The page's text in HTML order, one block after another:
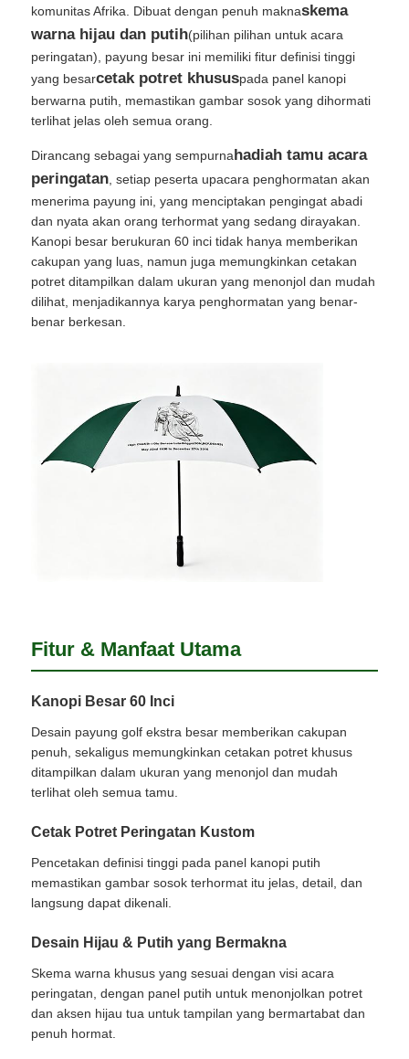
Payung Berjalan
Payung Kompak
payung promosi
Payung Badai
Payung Buka Otomatis
Payung Genggam Kayu
Payung yang Tahan UV
komunitas Afrika. Dibuat dengan penuh maknaskema
warna hijau dan putih(pilihan pilihan untuk acara
peringatan), payung besar ini memiliki fitur definisi tinggi
yang besarcetak potret khususpada panel kanopi
berwarna putih, memastikan gambar sosok yang dihormati
terlihat jelas oleh semua orang.
Dirancang sebagai yang sempurnahadiah tamu acara
peringatan , setiap peserta upacara penghormatan akan
menerima payung ini, yang menciptakan pengingat abadi
dan nyata akan orang terhormat yang sedang dirayakan.
Kanopi besar berukuran 60 inci tidak hanya memberikan
cakupan yang luas, namun juga memungkinkan cetakan
potret ditampilkan dalam ukuran yang menonjol dan mudah
dilihat, menjadikannya karya penghormatan yang benar-
benar berkesan.
Fitur & Manfaat Utama
Kanopi Besar 60 Inci
Desain payung golf ekstra besar memberikan cakupan
penuh, sekaligus memungkinkan cetakan potret khusus
ditampilkan dalam ukuran yang menonjol dan mudah
terlihat oleh semua tamu.
Cetak Potret Peringatan Kustom
Pencetakan definisi tinggi pada panel kanopi putih
memastikan gambar sosok terhormat itu jelas, detail, dan
langsung dapat dikenali.
Desain Hijau & Putih yang Bermakna
Skema warna khusus yang sesuai dengan visi acara
peringatan, dengan panel putih untuk menonjolkan potret
dan aksen hijau tua untuk tampilan yang bermartabat dan
penuh hormat.